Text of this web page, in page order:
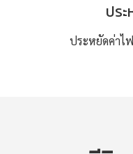
ปร
ประหยัดค่าไ